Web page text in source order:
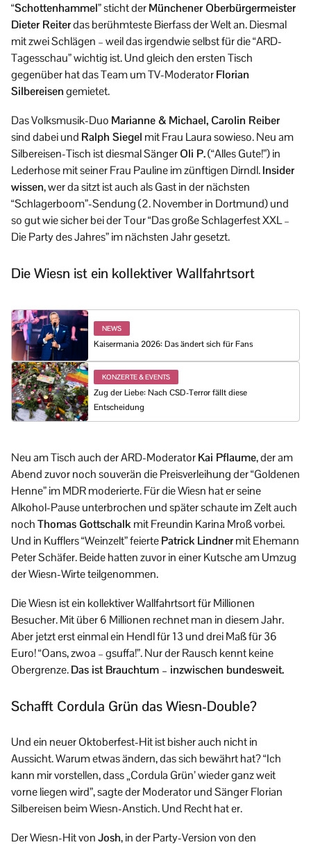
“Schottenhammel” sticht derMünchener Oberbürgermeister
Dieter Reiterdas berühmteste Bierfass der Welt an. Diesmal
mit zwei Schlägen – weil das irgendwie selbst für die “ARD-
Tagesschau” wichtig ist. Und gleich den ersten Tisch
gegenüber hat das Team um TV-ModeratorFlorian
Silbereisengemietet.
Das Volksmusik-Duo Marianne & Michael, Carolin Reiber
sind dabei und Ralph Siegel mit Frau Laura sowieso. Neu am
Silbereisen-Tisch ist diesmal SängerOli P.(“Alles Gute!”) in
Lederhose mit seiner Frau Pauline im zünftigen Dirndl.Insider
wissen, wer da sitzt ist auch als Gast in der nächsten
“Schlagerboom”-Sendung (2. November in Dortmund) und
so gut wie sicher bei der Tour “Das große Schlagerfest XXL –
Die Party des Jahres” im nächsten Jahr gesetzt.
Die Wiesn ist ein kollektiver Wallfahrtsort
NEWS
Kaisermania 2026: Das ändert sich für Fans
KONZERTE & EVENTS
Zug der Liebe: Nach CSD-Terror fällt diese
Entscheidung
Neu am Tisch auch der ARD-ModeratorKai Pflaume, der am
Abend zuvor noch souverän die Preisverleihung der “Goldenen
Henne” im MDR moderierte. Für die Wiesn hat er seine
Alkohol-Pause unterbrochen und später schaute im Zelt auch
nochThomas Gottschalkmit Freundin Karina Mroß vorbei.
Und in Kufflers “Weinzelt” feiertePatrick Lindnermit Ehemann
Peter Schäfer. Beide hatten zuvor in einer Kutsche am Umzug
der Wiesn-Wirte teilgenommen.
Die Wiesn ist ein kollektiver Wallfahrtsort für Millionen
Besucher. Mit über 6 Millionen rechnet man in diesem Jahr.
Aber jetzt erst einmal ein Hendl für 13 und drei Maß für 36
Euro! “Oans, zwoa – gsuffa!”. Nur der Rausch kennt keine
Obergrenze.Das ist Brauchtum – inzwischen bundesweit.
Schafft Cordula Grün das Wiesn-Double?
Und ein neuer Oktoberfest-Hit ist bisher auch nicht in
Aussicht. Warum etwas ändern, das sich bewährt hat? “Ich
kann mir vorstellen, dass „Cordula Grün’ wieder ganz weit
vorne liegen wird”, sagte der Moderator und Sänger Florian
Silbereisen beim Wiesn-Anstich. Und Recht hat er.
Der Wiesn-Hit vonJosh, in der Party-Version von den